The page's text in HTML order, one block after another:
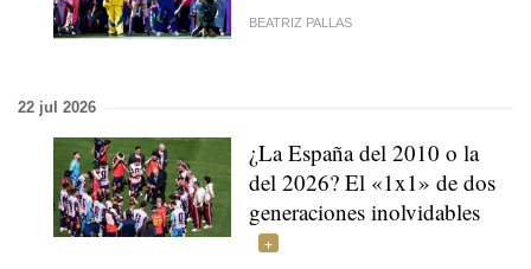
BEATRIZ PALLAS
22 jul 2026
¿La España del 2010 o la
del 2026? El «1x1» de dos
generaciones inolvidables